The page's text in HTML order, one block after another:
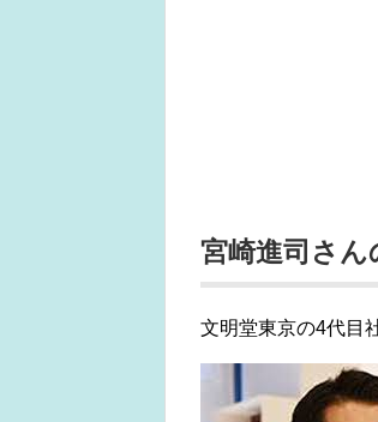
宮崎進司さん
文明堂東京の4代目